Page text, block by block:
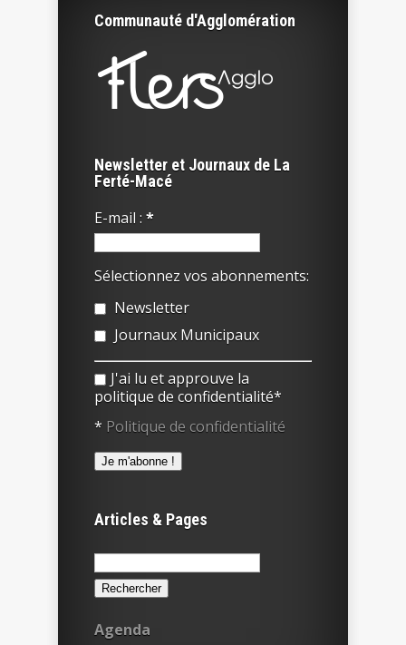
Communauté d'Agglomération
Newsletter et Journaux de La
Ferté-Macé
E-mail : *
Sélectionnez vos abonnements:
Newsletter
Journaux Municipaux
J'ai lu et approuve la
politique de confidentialité*
* Politique de confidentialité
Articles & Pages
Rechercher :
Agenda